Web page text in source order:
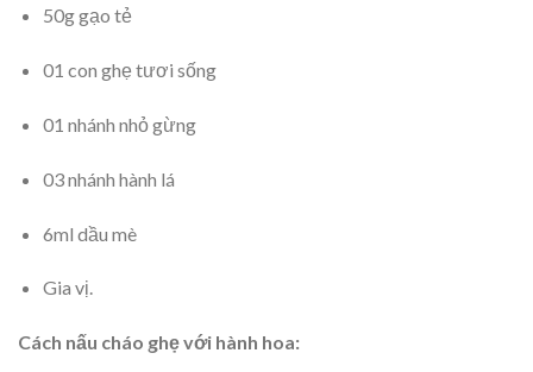
50g gạo tẻ
01 con ghẹ tươi sống
01 nhánh nhỏ gừng
03 nhánh hành lá
6ml dầu mè
Gia vị.
Cách nấu cháo ghẹ với hành hoa: